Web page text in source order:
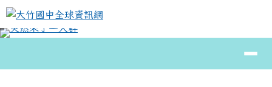
跳至主內容區
大竹國中全球資訊網
⏸